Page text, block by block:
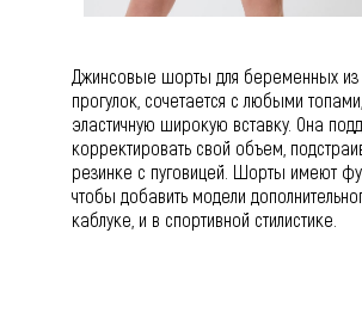
Джинсовые шорты для беременных из
прогулок, сочетается с любыми
эластичную широкую вставку. Она
корректировать свой объем,
резинке с пуговицей. Шорты имеют
чтобы добавить модели
каблуке, и в спортивной стилистике.